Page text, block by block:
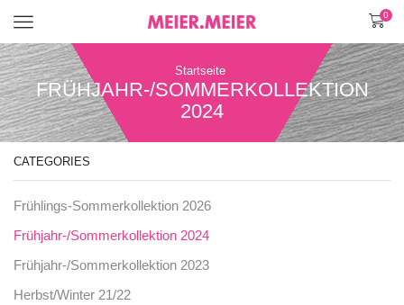
0
Menü
Startseite
FRÜHJAHR-/SOMMERKOLLEKTION
2024
CATEGORIES
Frühlings-Sommerkollektion 2026
Frühjahr-/Sommerkollektion 2024
Frühjahr-/Sommerkollektion 2023
Herbst/Winter 21/22